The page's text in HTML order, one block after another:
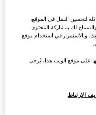
لتحسين التنقل في الموقع،
والسماح لك بمشاركة المحتوى
وبالاستمرار في استخدام موقع
على موقع الويب هذا، يُرجى
الارتباط